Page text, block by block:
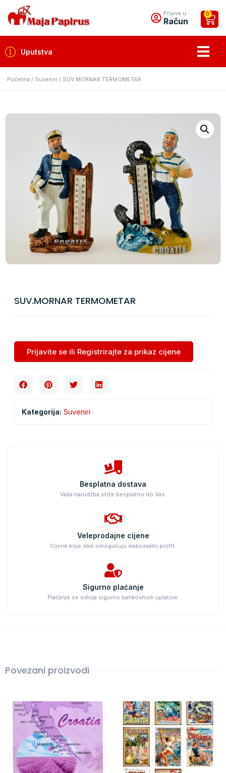
Prijava u
Račun
0
Uputstva
Početna / Suveniri / SUV.MORNAR TERMOMETAR
SUV.MORNAR TERMOMETAR
Prijavite se ili Registrirajte za prikaz cijene
Kategorija: Suveniri
Besplatna dostava
Vaša narudžba stiže besplatno do Vas.
Veleprodajne cijene
Cijene koje Vam omogućuju maksimalni profit.
Sigurno plaćanje
Plaćanje se odvija sigurno bankovnom uplatom.
Povezani proizvodi